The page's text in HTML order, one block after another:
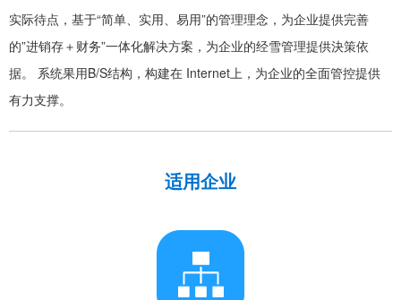
实际待点，基于“简单、实用、易用”的管理理念，为企业提供完善
的”进销存＋财务”一体化解决方案，为企业的经雪管理提供決策依
据。 系统果用B/S结构，构建在 Internet上，为企业的全面管控提供
有力支撑。
适用企业